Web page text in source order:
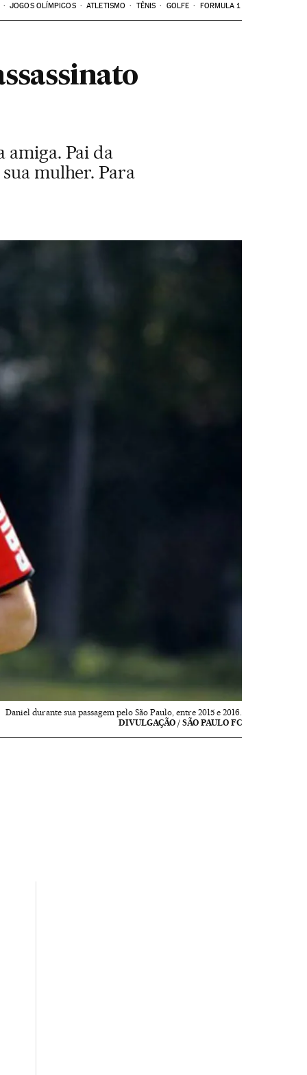
JOGOS OLÍMPICOS ATLETISMO TÊNIS GOLFE FORMULA 1
amiga. Pai da
mulher. Para
Daniel durante sua passagem pelo São Paulo, entre 2015 e 2016.
DIVULGAÇÃO / SÃO PAULO FC